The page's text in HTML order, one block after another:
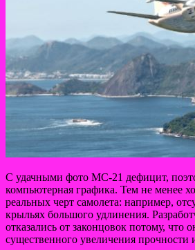
С удачными фото МС-21 дефицит,
компьютерная графика. Тем не менее
реальных черт самолета: например,
крыльях большого удлинения.
отказались от законцовок потому, что
существенного увеличения прочности